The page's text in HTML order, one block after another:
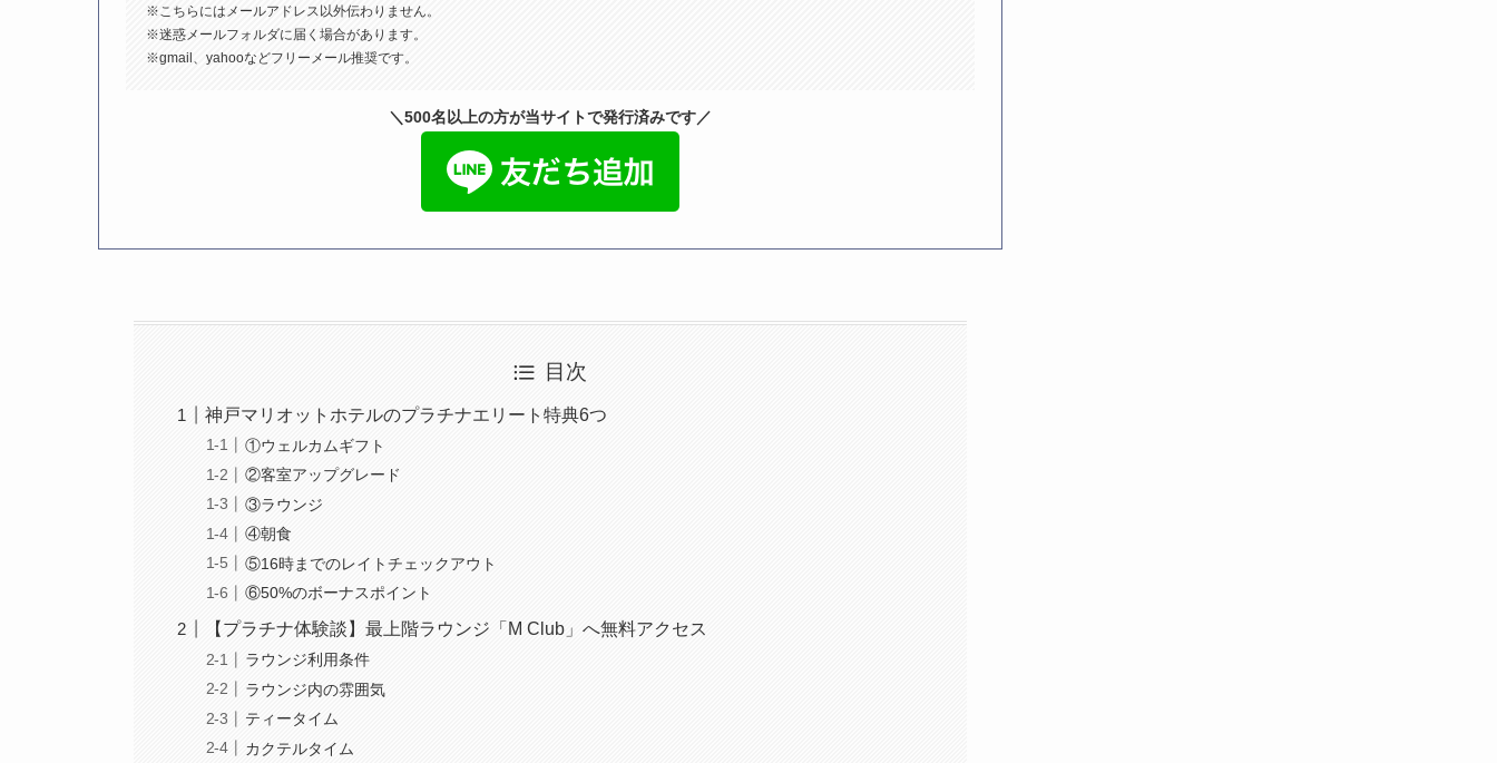
※こちらにはメールアドレス以外伝わりません。
※迷惑メールフォルダに届く場合があります。
※gmail、yahooなどフリーメール推奨です。
＼500名以上の方が当サイトで発行済みです／
目次
神戸マリオットホテルのプラチナエリート特典6つ
①ウェルカムギフト
②客室アップグレード
③ラウンジ
④朝食
⑤16時までのレイトチェックアウト
⑥50%のボーナスポイント
【プラチナ体験談】最上階ラウンジ「M Club」へ無料アクセス
ラウンジ利用条件
ラウンジ内の雰囲気
ティータイム
カクテルタイム